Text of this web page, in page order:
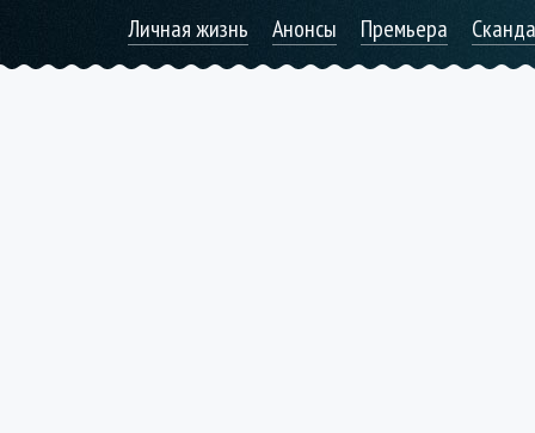
Личная жизнь Анонсы Премьера